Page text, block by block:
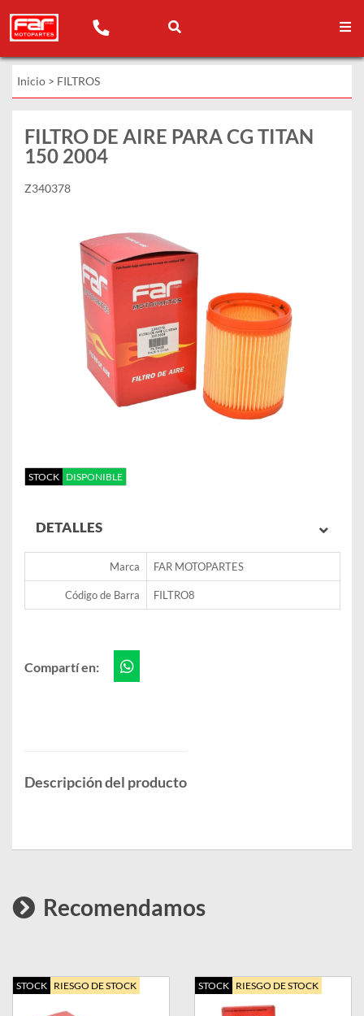
Inicio > FILTROS
FILTRO DE AIRE PARA CG TITAN
150 2004
Z340378
STOCK DISPONIBLE
DETALLES
Marca FAR MOTOPARTES
Código de Barra FILTRO8
Compartí en:
Descripción del producto
Recomendamos
STOCK RIESGO DE STOCK STOCK RIESGO DE STOCK